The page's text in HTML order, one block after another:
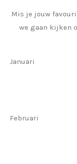
Mis je jouw
we gaan kijken
Januari
Februari